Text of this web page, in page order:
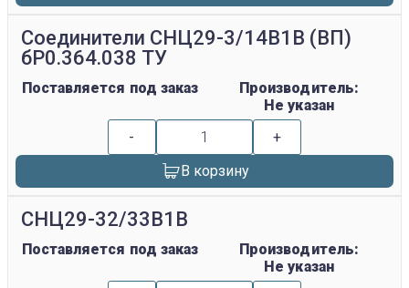
Соединители СНЦ29-3/14В1В (ВП)
бР0.364.038 ТУ
Поставляется под заказ
Производитель:
Не указан
-
+
В корзину
СНЦ29-32/33В1В
Поставляется под заказ
Производитель:
Не указан